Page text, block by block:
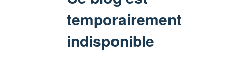
temporairement
indisponible